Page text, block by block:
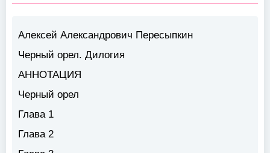
Алексей Александрович Пересыпкин
Черный орел. Дилогия
АННОТАЦИЯ
Черный орел
Глава 1
Глава 2